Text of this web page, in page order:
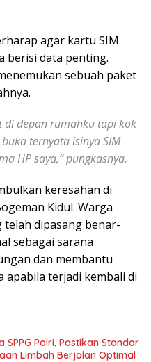
agar kartu SIM
berisi data penting.
sebuah paket
di depan rumahku tapi kok
ternyata isinya SIM
HP saya,” pungkasnya.
keresahan di
Kidul. Warga
telah dipasang benar-
sebagai sarana
dan membantu
apabila terjadi kembali di
Polri, Pastikan Standar
Limbah Berjalan Optimal